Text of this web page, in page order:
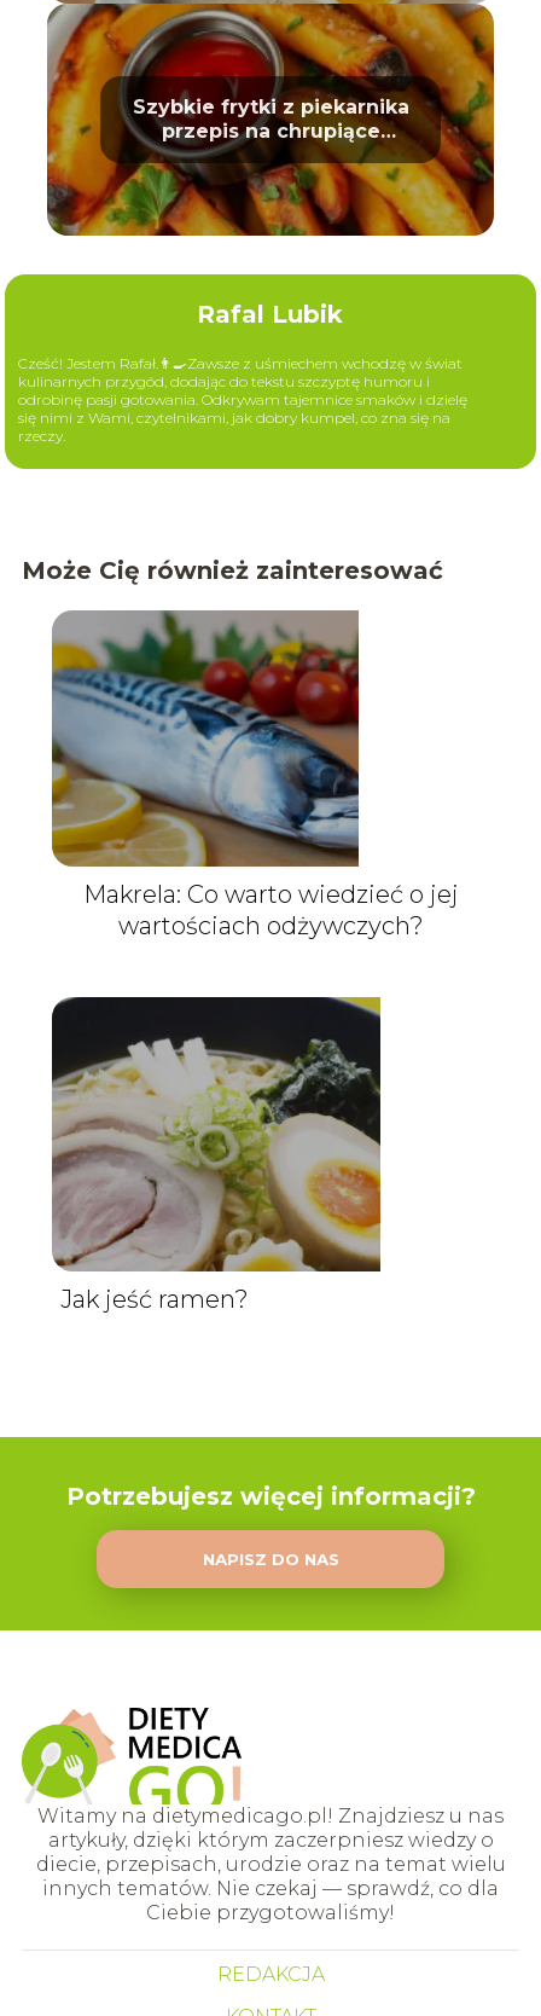
Szybkie frytki z piekarnika
przepis na chrupiące
ziemniaki
Rafal Lubik
Cześć! Jestem Rafał.👨‍🍳Zawsze z uśmiechem wchodzę w świat
kulinarnych przygód, dodając do tekstu szczyptę humoru i
odrobinę pasji gotowania. Odkrywam tajemnice smaków i dzielę
się nimi z Wami, czytelnikami, jak dobry kumpel, co zna się na
rzeczy.
Może Cię również zainteresować
Makrela: Co warto wiedzieć o jej
wartościach odżywczych?
Jak jeść ramen?
Potrzebujesz więcej informacji?
NAPISZ DO NAS
Witamy na dietymedicago.pl! Znajdziesz u nas
artykuły, dzięki którym zaczerpniesz wiedzy o
diecie, przepisach, urodzie oraz na temat wielu
innych tematów. Nie czekaj — sprawdź, co dla
Ciebie przygotowaliśmy!
REDAKCJA